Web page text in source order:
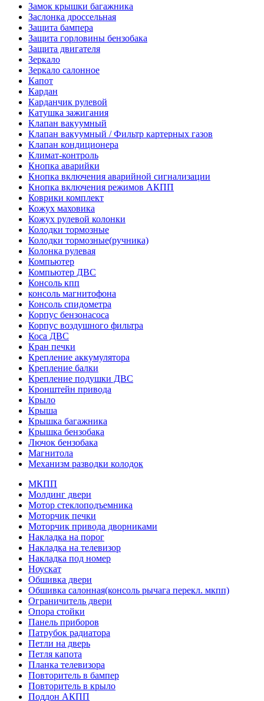
Замок крышки багажника
Заслонка дроссельная
Защита бампера
Защита горловины бензобака
Защита двигателя
Зеркало
Зеркало салонное
Капот
Кардан
Карданчик рулевой
Катушка зажигания
Клапан вакуумный
Клапан вакуумный / Фильтр картерных газов
Клапан кондиционера
Климат-контроль
Кнопка аварийки
Кнопка включения аварийной сигнализации
Кнопка включения режимов АКПП
Коврики комплект
Кожух маховика
Кожух рулевой колонки
Колодки тормозные
Колодки тормозные(ручника)
Колонка рулевая
Компьютер
Компьютер ДВС
Консоль кпп
консоль магнитофона
Консоль спидометра
Корпус бензонасоса
Корпус воздушного фильтра
Коса ДВС
Кран печки
Крепление аккумулятора
Крепление балки
Крепление подушки ДВС
Кронштейн привода
Крыло
Крыша
Крышка багажника
Крышка бензобака
Лючок бензобака
Магнитола
Механизм разводки колодок
МКПП
Молдинг двери
Мотор стеклоподъемника
Моторчик печки
Моторчик привода дворниками
Накладка на порог
Накладка на телевизор
Накладка под номер
Ноускат
Обшивка двери
Обшивка салонная(консоль рычага перекл. мкпп)
Ограничитель двери
Опора стойки
Панель приборов
Патрубок радиатора
Петли на дверь
Петля капота
Планка телевизора
Повторитель в бампер
Повторитель в крыло
Поддон АКПП